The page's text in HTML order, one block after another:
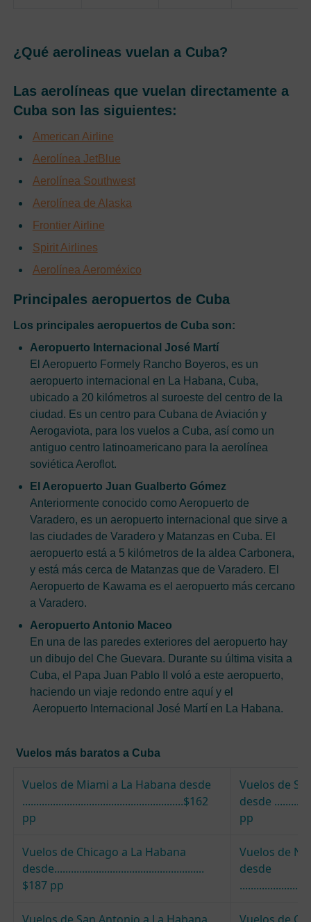
¿Qué aerolineas vuelan a Cuba?
Las aerolíneas que vuelan directamente a
Cuba son las siguientes:
American Airline
Aerolínea JetBlue
Aerolínea Southwest
Aerolínea de Alaska
Frontier Airline
Spirit Airlines
Aerolínea Aeroméxico
Principales aeropuertos de Cuba
Los principales aeropuertos de Cuba son:
Aeropuerto Internacional José Martí
El Aeropuerto Formely Rancho Boyeros, es un
aeropuerto internacional en La Habana, Cuba,
ubicado a 20 kilómetros al suroeste del centro de la
ciudad. Es un centro para Cubana de Aviación y
Aerogaviota, para los vuelos a Cuba, así como un
antiguo centro latinoamericano para la aerolínea
soviética Aeroflot.
El Aeropuerto Juan Gualberto Gómez
Anteriormente conocido como Aeropuerto de
Varadero, es un aeropuerto internacional que sirve a
las ciudades de Varadero y Matanzas en Cuba. El
aeropuerto está a 5 kilómetros de la aldea Carbonera,
y está más cerca de Matanzas que de Varadero. El
Aeropuerto de Kawama es el aeropuerto más cercano
a Varadero.
Aeropuerto Antonio Maceo
En una de las paredes exteriores del aeropuerto hay
un dibujo del Che Guevara. Durante su última visita a
Cuba, el Papa Juan Pablo II voló a este aeropuerto,
haciendo un viaje redondo entre aquí y el
Aeropuerto Internacional José Martí en La Habana.
Vuelos más baratos a Cuba
Vuelos de Miami a La Habana desde
..........................................................$162
pp
Vuelos de
desde
pp
Vuelos de Chicago a La Habana
desde......................................................
$187 pp
Vuelos de
desde